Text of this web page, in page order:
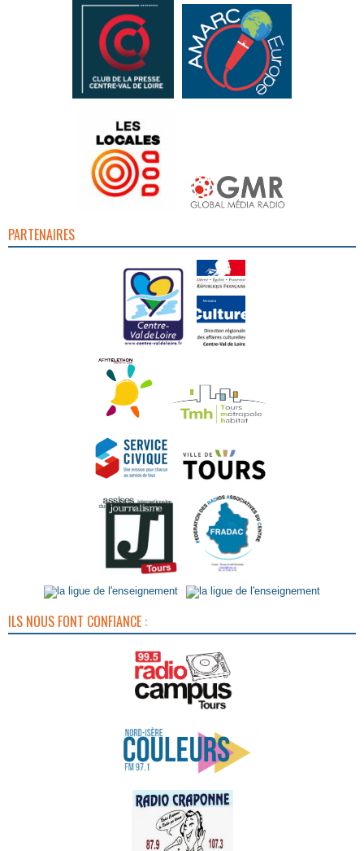
PARTENAIRES
ILS NOUS FONT CONFIANCE :